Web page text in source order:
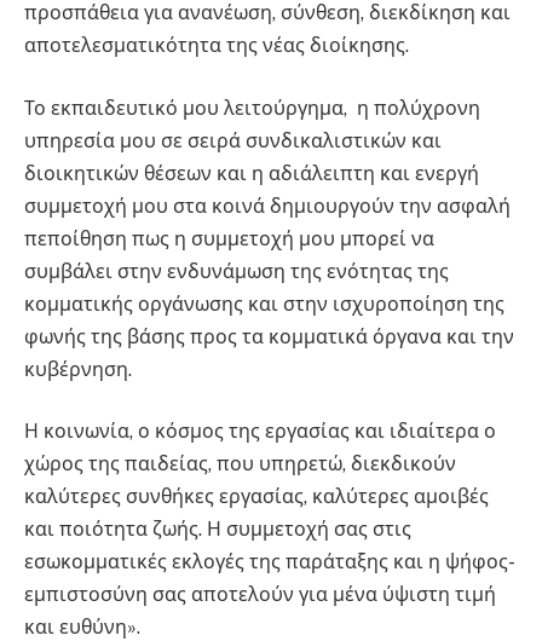
προσπάθεια για ανανέωση, σύνθεση, διεκδίκηση και
αποτελεσματικότητα της νέας διοίκησης.
Το εκπαιδευτικό μου λειτούργημα, η πολύχρονη
υπηρεσία μου σε σειρά συνδικαλιστικών και
διοικητικών θέσεων και η αδιάλειπτη και ενεργή
συμμετοχή μου στα κοινά δημιουργούν την ασφαλή
πεποίθηση πως η συμμετοχή μου μπορεί να
συμβάλει στην ενδυνάμωση της ενότητας της
κομματικής οργάνωσης και στην ισχυροποίηση της
φωνής της βάσης προς τα κομματικά όργανα και την
κυβέρνηση.
Η κοινωνία, ο κόσμος της εργασίας και ιδιαίτερα ο
χώρος της παιδείας, που υπηρετώ, διεκδικούν
καλύτερες συνθήκες εργασίας, καλύτερες αμοιβές
και ποιότητα ζωής. Η συμμετοχή σας στις
εσωκομματικές εκλογές της παράταξης και η ψήφος-
εμπιστοσύνη σας αποτελούν για μένα ύψιστη τιμή
και ευθύνη».